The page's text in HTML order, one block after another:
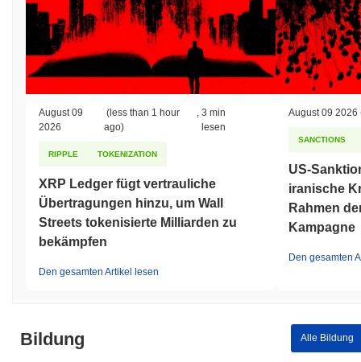
August 09
2026
(less than 1 hour
ago)
,3 min
lesen
RIPPLE TOKENIZATION
XRP Ledger fügt vertrauliche
Übertragungen hinzu, um Wall
Streets tokenisierte Milliarden zu
bekämpfen
Den gesamten Artikel lesen
August 09 2026
SANCTIONS
US-
iranische
Rahmen
Kampagne
Den gesamten
Bildung Alle Bildung